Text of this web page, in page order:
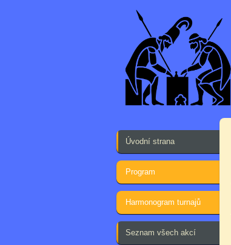
Úvodní strana
Program
Harmonogram turnajů
Seznam všech akcí